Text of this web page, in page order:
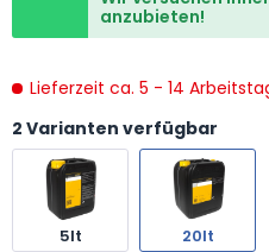
anzubieten!
Lieferzeit ca. 5 - 14
2 Varianten verfügbar
5lt 20lt